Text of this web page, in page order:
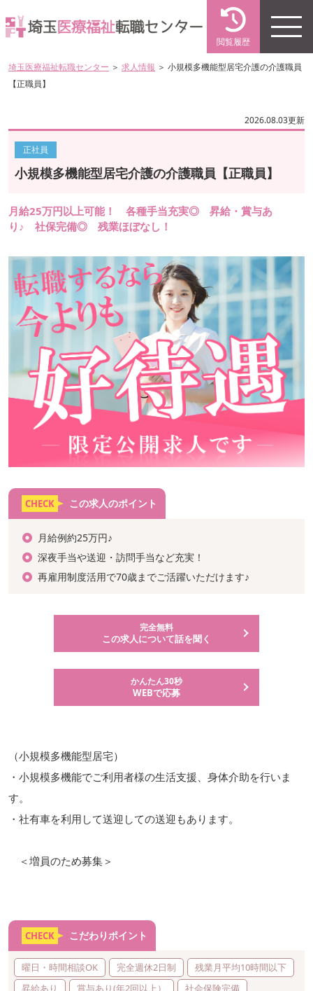
閲覧履歴
埼玉医療福祉転職センター ＞ 求人情報 ＞ 小規模多機能型居宅介護の介護職員
【正職員】
2026.08.03更新
正社員
小規模多機能型居宅介護の介護職員【正職員】
月給25万円以上可能！ 各種手当充実◎ 昇給・賞与あ
り♪ 社保完備◎ 残業ほぼなし！
CHECK この求人のポイント
月給例約25万円♪
深夜手当や送迎・訪問手当など充実！
再雇用制度活用で70歳までご活躍いただけます♪
完全無料
この求人について話を聞く
かんたん30秒
WEBで応募
（小規模多機能型居宅）
・小規模多機能でご利用者様の生活支援、身体介助を行いま
す。
・社有車を利用して送迎しての送迎もあります。
＜増員のため募集＞
CHECK こだわりポイント
曜日・時間相談OK 完全週休2日制
残業月平均10時間以下
昇給あり
賞与あり(年2回以上）
社会保険完備